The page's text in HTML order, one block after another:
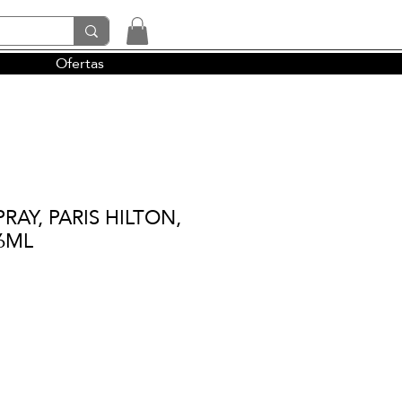
y la perfumería árabe
Ofertas
PARIS HILTON,